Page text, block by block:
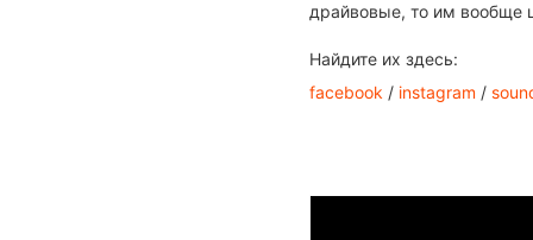
драйвовые, то им вообще
Найдите их здесь:
facebook / instagram /